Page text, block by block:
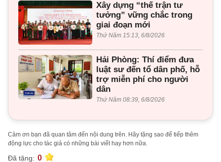
Xây dựng “thế trận tư
tưởng” vững chắc trong
giai đoạn mới
Thứ Năm 15:13, 6/8/2026
Hải Phòng: Thí điểm đưa
luật sư đến tổ dân phố, hỗ
trợ miễn phí cho người
dân
Thứ Năm 08:39, 6/8/2026
Cảm ơn bạn đã quan tâm đến nội dung trên. Hãy tặng sao để tiếp thêm
động lực cho tác giả có những bài viết hay hơn nữa.
Đã tặng: 0